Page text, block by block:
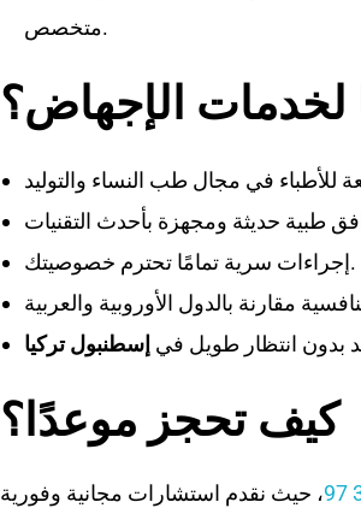
متخصص.
لخدمات الإجهاض؟
إجراءات سرية تمامًا تحترم خصوصيتك.
بدون انتظار طويل في إسطنبول تركيا
كيف تحجز موعدًا؟
، حيث نقدم استشارات مجانية وفورية